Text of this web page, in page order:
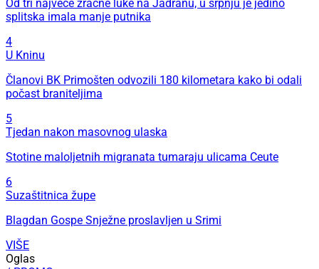
Od tri najveće zračne luke na Jadranu, u srpnju je jedino
splitska imala manje putnika
4
U Kninu
Članovi BK Primošten odvozili 180 kilometara kako bi odali
počast braniteljima
5
Tjedan nakon masovnog ulaska
Stotine maloljetnih migranata tumaraju ulicama Ceute
6
Suzaštitnica župe
Blagdan Gospe Snježne proslavljen u Srimi
VIŠE
Oglas